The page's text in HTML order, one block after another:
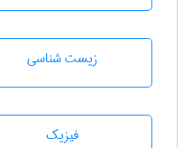
زيست شناسی
فیزیک